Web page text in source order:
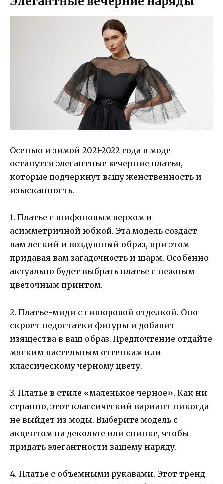
Осенью и зимой 2021-2022 года в моде
останутся элегантные вечерние платья,
которые подчеркнут вашу женственность и
изысканность.
1. Платье с шифоновым верхом и
асимметричной юбкой. Эта модель создаст
вам легкий и воздушный образ, при этом
придавая вам загадочность и шарм. Особенно
актуально будет выбрать платье с нежным
цветочным принтом.
2. Платье-миди с гипюровой отделкой. Оно
скроет недостатки фигуры и добавит
изящества в ваш образ. Предпочтение отдайте
мягким пастельным оттенкам или
классическому черному цвету.
3. Платье в стиле «маленькое черное». Как ни
странно, этот классический вариант никогда
не выйдет из моды. Выберите модель с
акцентом на декольте или спинке, чтобы
придать элегантности вашему наряду.
4. Платье с объемными рукавами. Этот тренд